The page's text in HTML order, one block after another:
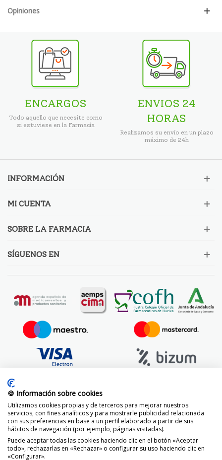
Opiniones
ENCARGOS
Todo aquello que necesite como
si estuviese en la Farmacia
ENVIOS 24
HORAS
Realizamos su envío en un plazo
máximo de 24h
INFORMACIÓN
MI CUENTA
SOBRE LA FARMACIA
SÍGUENOS EN
🍪 Información sobre cookies
Utilizamos cookies propias y de terceros para mejorar nuestros
servicios, con fines analíticos y para mostrarle publicidad relacionada
con sus preferencias en base a un perfil elaborado a partir de sus
hábitos de navegación (por ejemplo, páginas visitadas).
Puede aceptar todas las cookies haciendo clic en el botón «Aceptar
todo», rechazarlas en «Rechazar» o configurar su uso haciendo clic en
«Configurar».